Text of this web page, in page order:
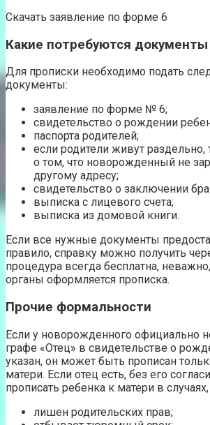
Скачать заявление по форме 6
Какие потребуются документы
Для прописки необходимо подать
документы:
заявление по форме № 6;
свидетельство о рождении
паспорта родителей;
если родители живут раздельно,
о том, что новорожденный не
другому адресу;
свидетельство о заключении
выписка с лицевого счета;
выписка из домовой книги.
Если все нужные документы
правило, справку можно получить
процедура всегда бесплатна,
органы оформляется прописка.
Прочие формальности
Если у новорожденного официально
графе «Отец» в свидетельстве о
указан, он может быть прописан
матери. Если отец есть, без его
прописать ребенка к матери в
лишен родительских прав;